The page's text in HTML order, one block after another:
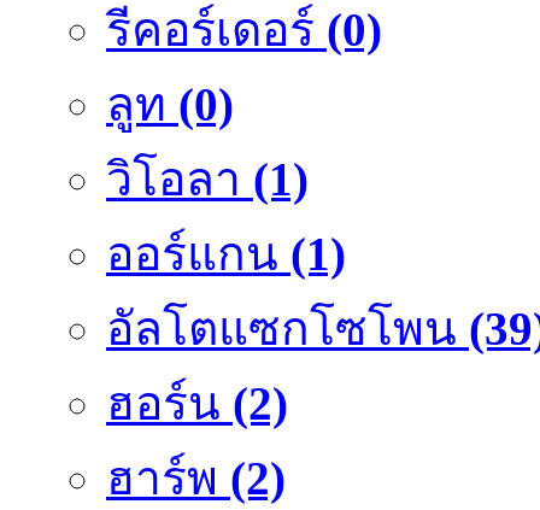
รีคอร์เดอร์ (0)
ลูท (0)
วิโอลา (1)
ออร์แกน (1)
อัลโตแซกโซโพน
ฮอร์น (2)
ฮาร์พ (2)